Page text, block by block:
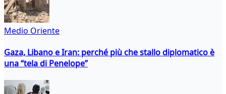
Medio Oriente
Gaza, Libano e Iran: perché più che stallo diplomatico è
una “tela di Penelope”